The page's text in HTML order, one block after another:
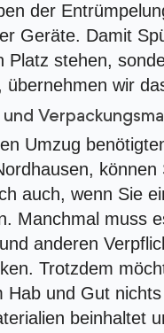
der
Geräte. Damit
Platz stehen,
übernehmen wir
Umzug
auch, wenn Sie
Manchmal muss
anderen
Trotzdem
Hab und Gut
beinhaltet